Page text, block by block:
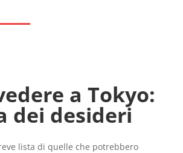
a Tokyo:
dei desideri
lista di quelle che potrebbero